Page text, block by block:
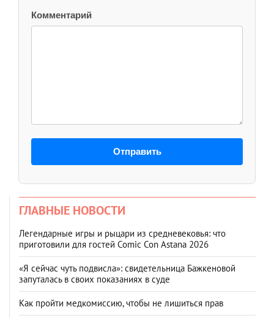
Комментарий
Отправить
ГЛАВНЫЕ НОВОСТИ
Легендарные игры и рыцари из средневековья: что
приготовили для гостей Comic Con Astana 2026
«Я сейчас чуть подвисла»: свидетельница Бажкеновой
запуталась в своих показаниях в суде
Как пройти медкомиссию, чтобы не лишиться прав